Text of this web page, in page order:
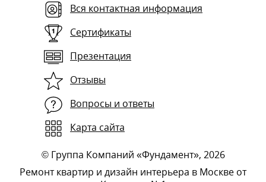
Вся контактная информация
Сертификаты
Презентация
Отзывы
Вопросы и ответы
Карта сайта
© Группа Компаний «Фундамент», 2026
Ремонт квартир и дизайн интерьера в Москве от